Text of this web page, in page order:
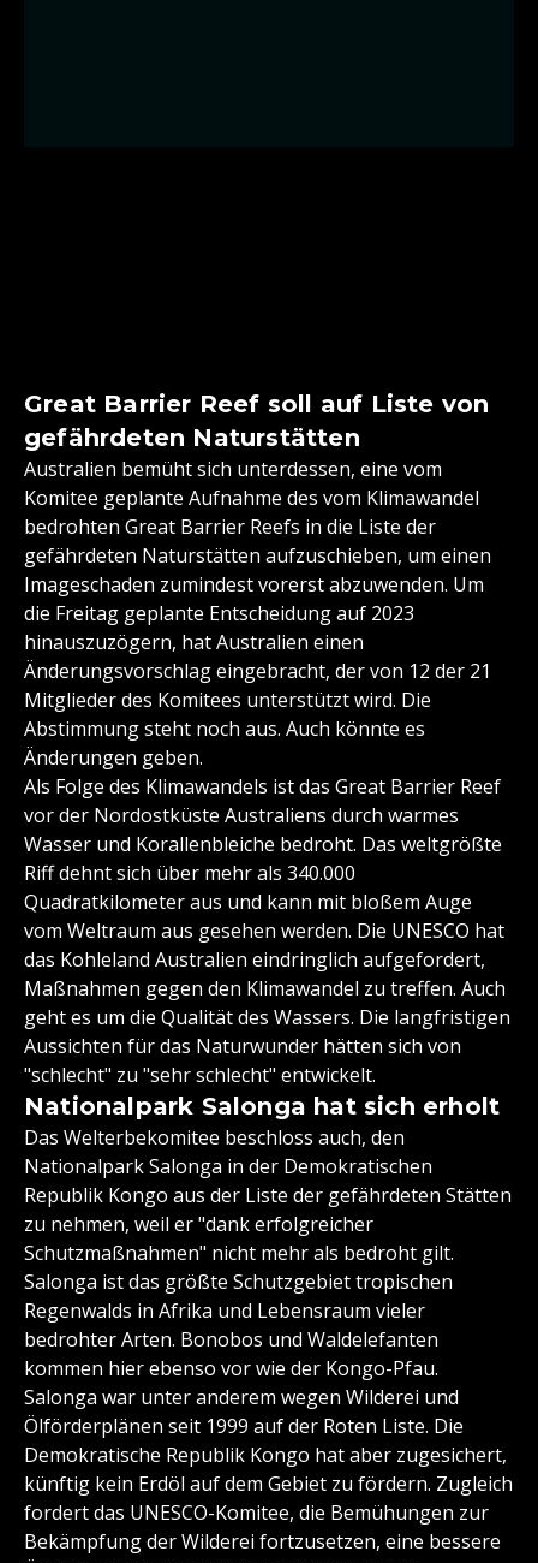
Great Barrier Reef soll auf Liste von
gefährdeten Naturstätten
Australien bemüht sich unterdessen, eine vom
Komitee geplante Aufnahme des vom Klimawandel
bedrohten Great Barrier Reefs in die Liste der
gefährdeten Naturstätten aufzuschieben, um einen
Imageschaden zumindest vorerst abzuwenden. Um
die Freitag geplante Entscheidung auf 2023
hinauszuzögern, hat Australien einen
Änderungsvorschlag eingebracht, der von 12 der 21
Mitglieder des Komitees unterstützt wird. Die
Abstimmung steht noch aus. Auch könnte es
Änderungen geben.
Als Folge des Klimawandels ist das Great Barrier Reef
vor der Nordostküste Australiens durch warmes
Wasser und Korallenbleiche bedroht. Das weltgrößte
Riff dehnt sich über mehr als 340.000
Quadratkilometer aus und kann mit bloßem Auge
vom Weltraum aus gesehen werden. Die UNESCO hat
das Kohleland Australien eindringlich aufgefordert,
Maßnahmen gegen den Klimawandel zu treffen. Auch
geht es um die Qualität des Wassers. Die langfristigen
Aussichten für das Naturwunder hätten sich von
"schlecht" zu "sehr schlecht" entwickelt.
Nationalpark Salonga hat sich erholt
Das Welterbekomitee beschloss auch, den
Nationalpark Salonga in der Demokratischen
Republik Kongo aus der Liste der gefährdeten Stätten
zu nehmen, weil er "dank erfolgreicher
Schutzmaßnahmen" nicht mehr als bedroht gilt.
Salonga ist das größte Schutzgebiet tropischen
Regenwalds in Afrika und Lebensraum vieler
bedrohter Arten. Bonobos und Waldelefanten
kommen hier ebenso vor wie der Kongo-Pfau.
Salonga war unter anderem wegen Wilderei und
Ölförderplänen seit 1999 auf der Roten Liste. Die
Demokratische Republik Kongo hat aber zugesichert,
künftig kein Erdöl auf dem Gebiet zu fördern. Zugleich
fordert das UNESCO-Komitee, die Bemühungen zur
Bekämpfung der Wilderei fortzusetzen, eine bessere